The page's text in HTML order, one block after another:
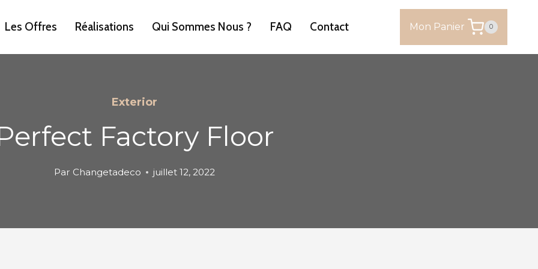
Les Offres Réalisations Qui Sommes Nous ? FAQ Contact Mon Panier 0
Exterior
Factory Floor
Par Changetadeco juillet 12, 2022